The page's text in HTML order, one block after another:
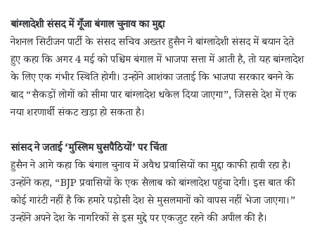
बांग्लादेशी संसद में गूँजा बंगाल चुनाव का मुद्दा
नेशनल सिटीजन पार्टी के संसद सचिव अख्तर हुसैन ने बांग्लादेशी संसद में बयान देते
हुए कहा कि अगर 4 मई को पश्चिम बंगाल में भाजपा सत्ता में आती है, तो यह बांग्लादेश
के लिए एक गंभीर स्थिति होगी। उन्होंने आशंका जताई कि भाजपा सरकार बनने के
बाद “सैकड़ों लोगों को सीमा पार बांग्लादेश धकेल दिया जाएगा”, जिससे देश में एक
नया शरणार्थी संकट खड़ा हो सकता है।
सांसद ने जताई ‘मुस्लिम घुसपैठियों’ पर चिंता
हुसैन ने आगे कहा कि बंगाल चुनाव में अवैध प्रवासियों का मुद्दा काफी हावी रहा है।
उन्होंने कहा, “BJP प्रवासियों के एक सैलाब को बांग्लादेश पहुंचा देगी। इस बात की
कोई गारंटी नहीं है कि हमारे पड़ोसी देश से मुसलमानों को वापस नहीं भेजा जाएगा।”
उन्होंने अपने देश के नागरिकों से इस मुद्दे पर एकजुट रहने की अपील की है।